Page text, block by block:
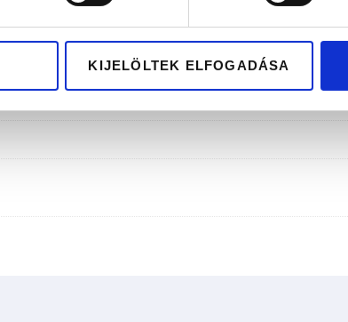
KIJELÖLTEK ELFOGADÁSA